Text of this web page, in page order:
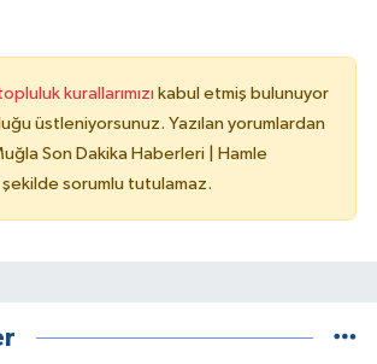
kurallarımızı kabul etmiş bulunuyor
üstleniyorsunuz. Yazılan yorumlardan
Son Dakika Haberleri | Hamle
sorumlu tutulamaz.